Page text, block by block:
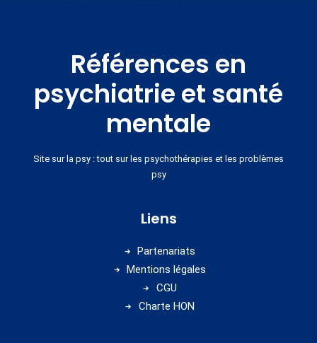
Références en
psychiatrie et santé
mentale
Site sur la psy : tout sur les psychothérapies et les problèmes
psy
Liens
Partenariats
Mentions légales
CGU
Charte HON